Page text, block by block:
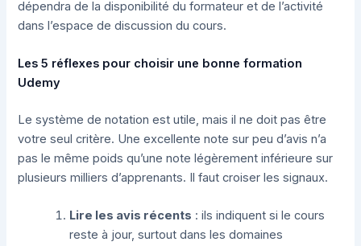
dépendra de la disponibilité du formateur et de l’activité
dans l’espace de discussion du cours.
Les 5 réflexes pour choisir une bonne formation
Udemy
Le système de notation est utile, mais il ne doit pas être
votre seul critère. Une excellente note sur peu d’avis n’a
pas le même poids qu’une note légèrement inférieure sur
plusieurs milliers d’apprenants. Il faut croiser les signaux.
Lire les avis récents : ils indiquent si le cours
reste à jour, surtout dans les domaines